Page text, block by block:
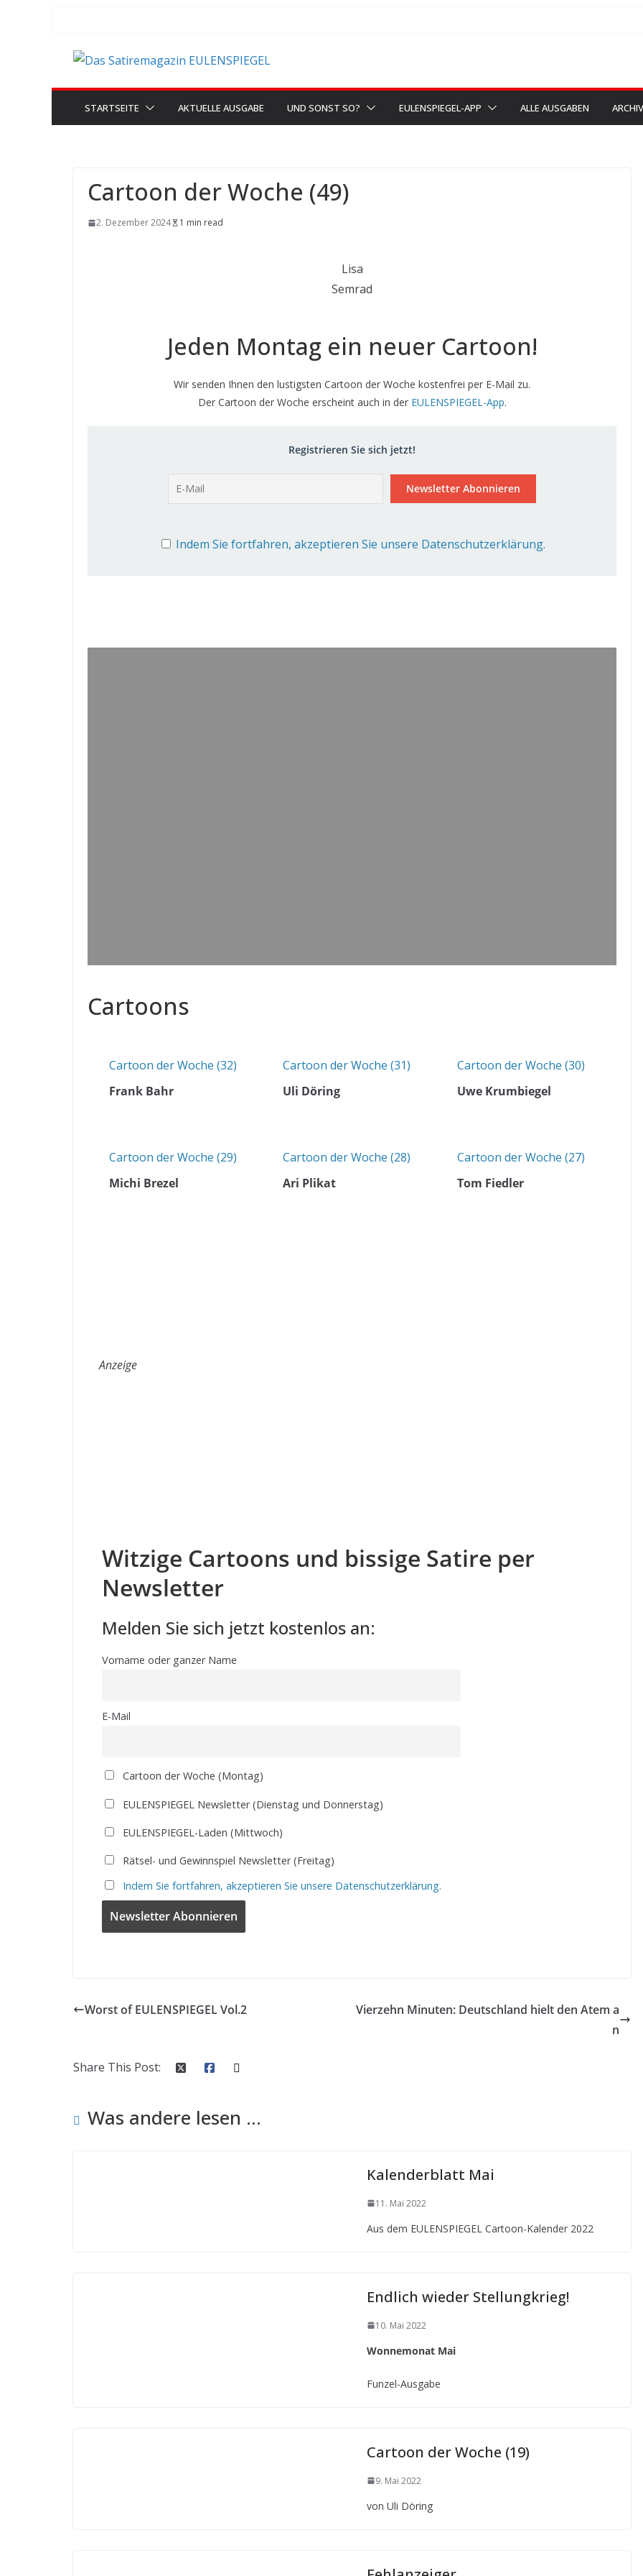
springen
STARTSEITE AKTUELLE AUSGABE UND SONST SO? EULENSPIEGEL-APP ALLE AUSGABEN ARCHIV
Cartoon der Woche (49)
2. Dezember 2024 1 min read
Lisa
Semrad
Jeden Montag ein neuer Cartoon!
Wir senden Ihnen den lustigsten Cartoon der Woche kostenfrei per E-Mail zu.
Der Cartoon der Woche erscheint auch in der EULENSPIEGEL-App.
Registrieren Sie sich jetzt!
Indem Sie fortfahren, akzeptieren Sie unsere Datenschutzerklärung.
Cartoons
Cartoon der Woche (32)
Frank Bahr
Cartoon der Woche (31)
Uli Döring
Cartoon der Woche (30)
Uwe Krumbiegel
Cartoon der Woche (29)
Michi Brezel
Cartoon der Woche (28)
Ari Plikat
Cartoon der Woche (27)
Tom Fiedler
Anzeige
Witzige Cartoons und bissige Satire per
Newsletter
Melden Sie sich jetzt kostenlos an:
Vorname oder ganzer Name
E-Mail
Cartoon der Woche (Montag)
EULENSPIEGEL Newsletter (Dienstag und Donnerstag)
EULENSPIEGEL-Laden (Mittwoch)
Rätsel- und Gewinnspiel Newsletter (Freitag)
Indem Sie fortfahren, akzeptieren Sie unsere Datenschutzerklärung.
Worst of EULENSPIEGEL Vol.2
Vierzehn Minuten: Deutschland hielt den Atem a
n
Share This Post:
Was andere lesen ...
Kalenderblatt Mai
11. Mai 2022
Aus dem EULENSPIEGEL Cartoon-Kalender 2022
Endlich wieder Stellungkrieg!
10. Mai 2022
Wonnemonat Mai
Funzel-Ausgabe
Cartoon der Woche (19)
9. Mai 2022
von Uli Döring